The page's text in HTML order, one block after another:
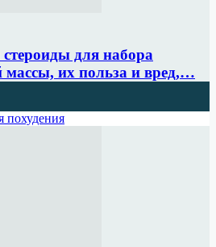
для набора
их польза и вред,…
похудения